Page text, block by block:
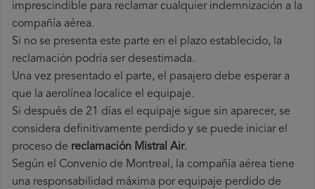
imprescindible para reclamar cualquier indemnización a la
compañía aérea.
Si no se presenta este parte en el plazo establecido, la
reclamación podría ser desestimada.
Una vez presentado el parte, el pasajero debe esperar a
que la aerolínea localice el equipaje.
Si después de 21 días el equipaje sigue sin aparecer, se
considera definitivamente perdido y se puede iniciar el
proceso de reclamación Mistral Air.
Según el Convenio de Montreal, la compañía aérea tiene
una responsabilidad máxima por equipaje perdido de